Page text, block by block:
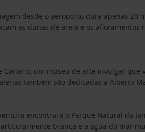
desde o aeroporto dura apenas 20
as dunas de areia e os
um museu de arte invulgar
também são dedicadas a Alberto
encontrará o Parque Natural da
branca e a água do mar